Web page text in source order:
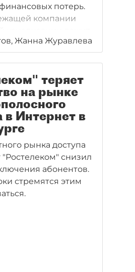
потерь.
компании
проводной
связи
Жанна Журавлева
теряет
на рынке
в Интернет в
рынка доступа
снизил
абонентов.
стремятся этим